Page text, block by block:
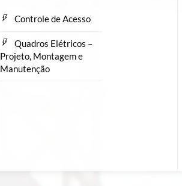
Controle de Acesso
Quadros Elétricos –
Projeto, Montagem e
Manutenção